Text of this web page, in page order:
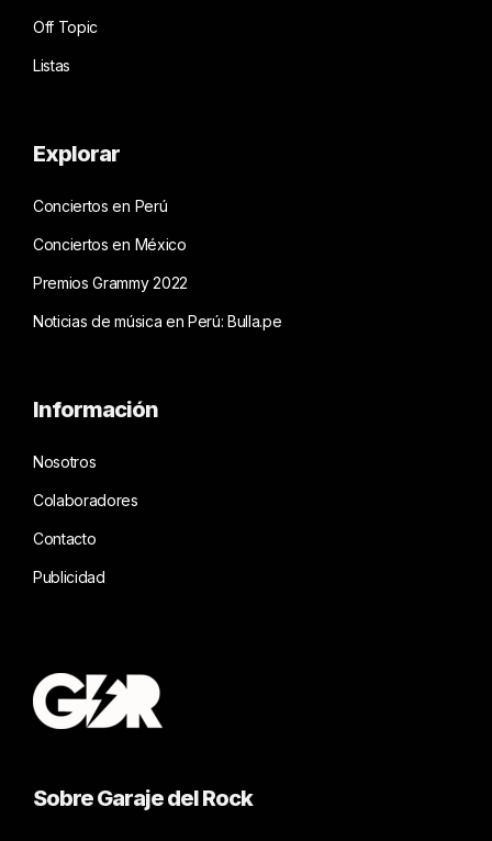
Off Topic
Listas
Explorar
Conciertos en Perú
Conciertos en México
Premios Grammy 2022
Noticias de música en Perú: Bulla.pe
Información
Nosotros
Colaboradores
Contacto
Publicidad
Sobre Garaje del Rock